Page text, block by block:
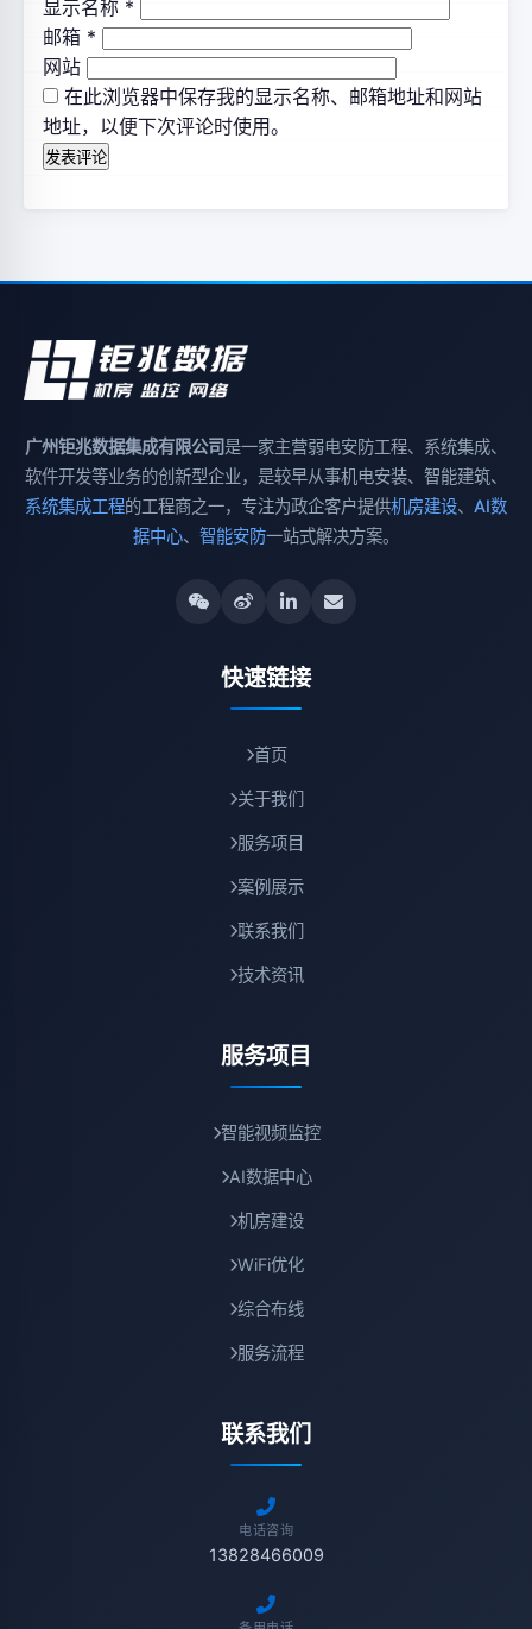
显示名称 *
邮箱 *
网站
在此浏览器中保存我的显示名称、邮箱地址和网站
地址，以便下次评论时使用。
广州钜兆数据集成有限公司是一家主营弱电安防工程、系统集成、
软件开发等业务的创新型企业，是较早从事机电安装、智能建筑、
系统集成工程的工程商之一，专注为政企客户提供机房建设、 AI数
据中心、 智能安防一站式解决方案。
快速链接
首页
关于我们
服务项目
案例展示
联系我们
技术资讯
服务项目
智能视频监控
AI数据中心
机房建设
WiFi优化
综合布线
服务流程
联系我们
电话咨询
13828466009